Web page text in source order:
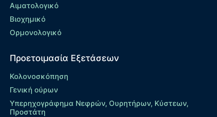
Αιματολογικό
Βιοχημικό
Ορμονολογικό
Προετοιμασία Εξετάσεων
Κολονοσκόπηση
Γενική ούρων
Υπερηχογράφημα Νεφρών, Ουρητήρων, Κύστεων,
Προστάτη